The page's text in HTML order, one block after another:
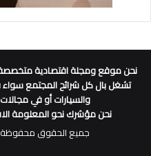
نحن موقع ومجلة اقتصادية
تشغل بال كل شرائح المجتمع سواء
والسيارات أو في
نحن مؤشرك نحو المعلومة
جميع الحقوق محفوظة